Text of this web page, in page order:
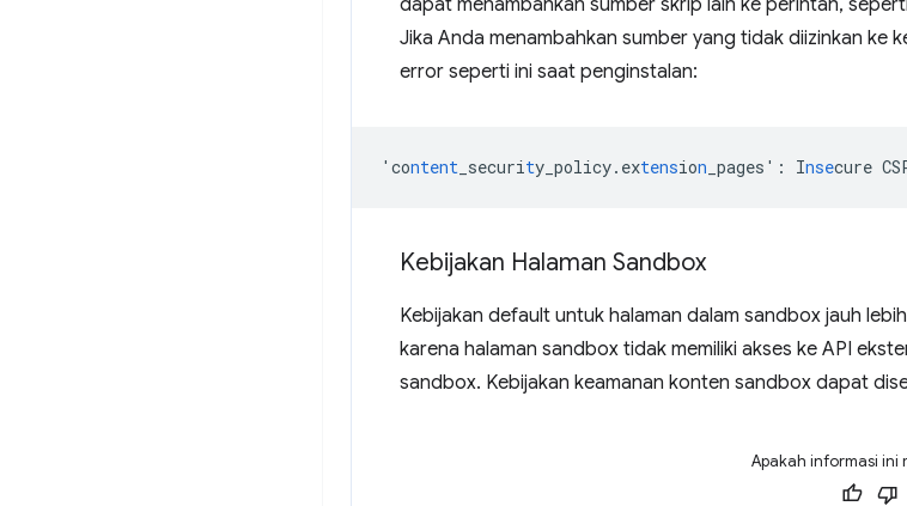
dapat menambahkan sumber skrip lain ke perintah,
Jika Anda menambahkan sumber yang tidak diizinkan ke
error seperti ini saat penginstalan:
'content _security_policy.extension _pages' : Insecure
Kebijakan Halaman Sandbox
Kebijakan default untuk halaman dalam sandbox jauh
karena halaman sandbox tidak memiliki akses ke API
sandbox. Kebijakan keamanan konten sandbox dapat
Apakah informasi ini